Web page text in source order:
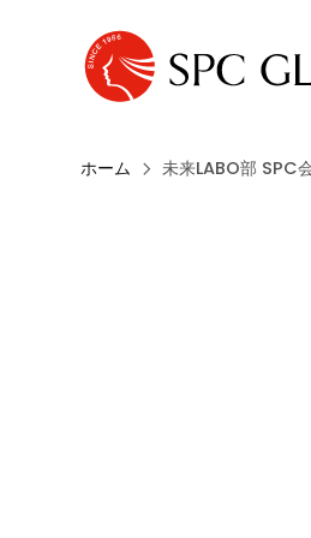
ホーム 未来LABO部 SPC